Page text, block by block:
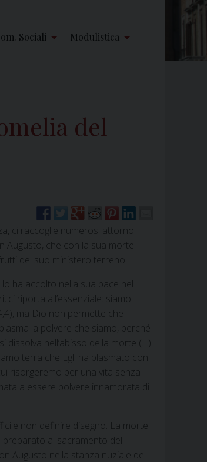
Sociali Modulistica
del
ci raccoglie numerosi attorno
Augusto, che con la sua morte
del suo ministero terreno.
ha accolto nella sua pace nel
riporta all’essenziale: siamo
ma Dio non permette che
la polvere che siamo, perché
nell’abisso della morte (…).
terra che Egli ha plasmato con
risorgeremo per una vita senza
a essere polvere innamorata di
non definire disegno. La morte
al sacramento del
Augusto nella stanza nuziale del